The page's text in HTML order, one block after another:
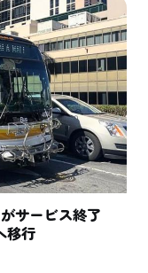
サービス終了
移行